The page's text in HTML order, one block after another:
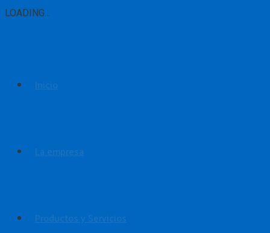
LOADING...
Inicio
La empresa
Productos y Servicios